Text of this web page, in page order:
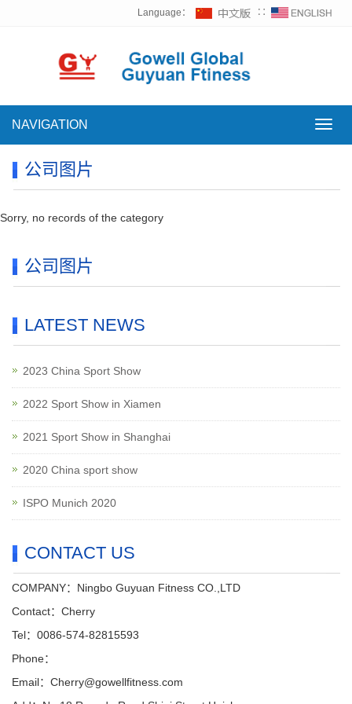
Language： ∷
NAVIGATION
公司图片
Sorry, no records of the category
公司图片
LATEST NEWS
2023 China Sport Show
2022 Sport Show in Xiamen
2021 Sport Show in Shanghai
2020 China sport show
ISPO Munich 2020
CONTACT US
COMPANY：Ningbo Guyuan Fitness CO.,LTD
Contact：Cherry
Tel：0086-574-82815593
Phone：
Email：Cherry@gowellfitness.com